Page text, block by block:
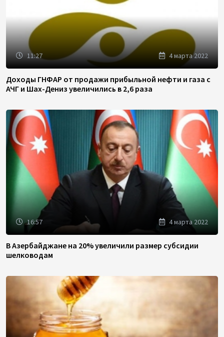
11:27 4 марта 2022
Доходы ГНФАР от продажи прибыльной нефти и газа с
АЧГ и Шах-Дениз увеличились в 2,6 раза
16:57 4 марта 2022
В Азербайджане на 20% увеличили размер субсидии
шелководам